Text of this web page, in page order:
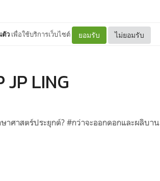
ตัว เพื่อใช้บริการเว็บไซต์ ยอมรับ ไม่ยอมรับ
JP LING
าศาสตร์ประยุกต์? #กว่าจะออกดอกและผลิบาน